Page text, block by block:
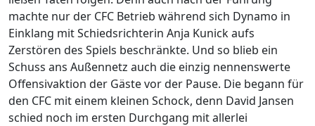
machte nur der CFC Betrieb während sich Dynamo in
Einklang mit Schiedsrichterin Anja Kunick aufs
Zerstören des Spiels beschränkte. Und so blieb ein
Schuss ans Außennetz auch die einzig nennenswerte
Offensivaktion der Gäste vor der Pause. Die begann für
den CFC mit einem kleinen Schock, denn David Jansen
schied noch im ersten Durchgang mit allerlei